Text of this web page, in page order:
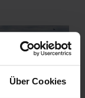
Über Cookies
KI-generiert